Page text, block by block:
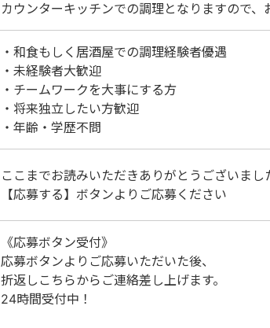
カウンターキッチンでの調理となりますので、
・和食もしく居酒屋での調理経験者優遇
・未経験者大歓迎
・チームワークを大事にする方
・将来独立したい方歓迎
・年齢・学歴不問
ここまでお読みいただきありがとうございまし
【応募する】ボタンよりご応募ください
《応募ボタン受付》
応募ボタンよりご応募いただいた後、
折返しこちらからご連絡差し上げます。
24時間受付中！